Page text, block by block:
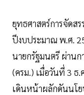
ยุทธศาสตร์การจัดส
ปีงบประมาณ พ.ศ.
นายกรัฐมนตรี ผ่าน
(ครม.) เมื่อวันที่ 3 ธ.
เดินหน้าผลักดันนโย